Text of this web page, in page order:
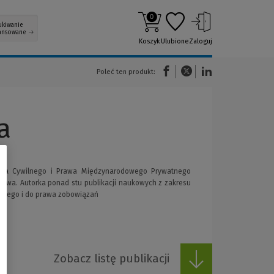
0
KoszykUlubioneZaloguj
Poleć ten produkt:
(Nowe okno)(Link do innej strony)
Cywilnego i Prawa Międzynarodowego Prywatnego
Autorka ponad stu publikacji naukowych z zakresu
i do prawa zobowiązań
Zobacz listę publikacji